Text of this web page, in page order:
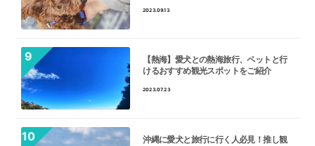
2023.09.13
【熱海】愛犬との熱海旅行、ペットと行
けるおすすめ観光スポットをご紹介
2023.07.23
沖縄に愛犬と旅行に行く人必見！推し観